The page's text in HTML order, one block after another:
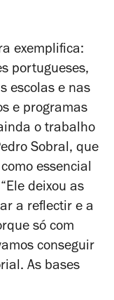
exemplifica:
portugueses,
escolas e nas
e programas
o trabalho
Sobral, que
essencial
deixou as
a reflectir e a
só com
conseguir
As bases